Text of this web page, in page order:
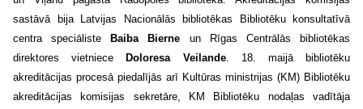
sastāvā bija Latvijas Nacionālās bibliotēkas Bibliotēku konsultatīvā
centra speciāliste
Baiba Bierne un Rīgas Centrālās bibliotēkas
direktores vietniece
Doloresa Veilande. 18. maijā bibliotēku
akreditācijas procesā piedalījās arī Kultūras ministrijas (KM) Bibliotēku
akreditācijas komisijas sekretāre, KM Bibliotēku nodaļas vadītāja